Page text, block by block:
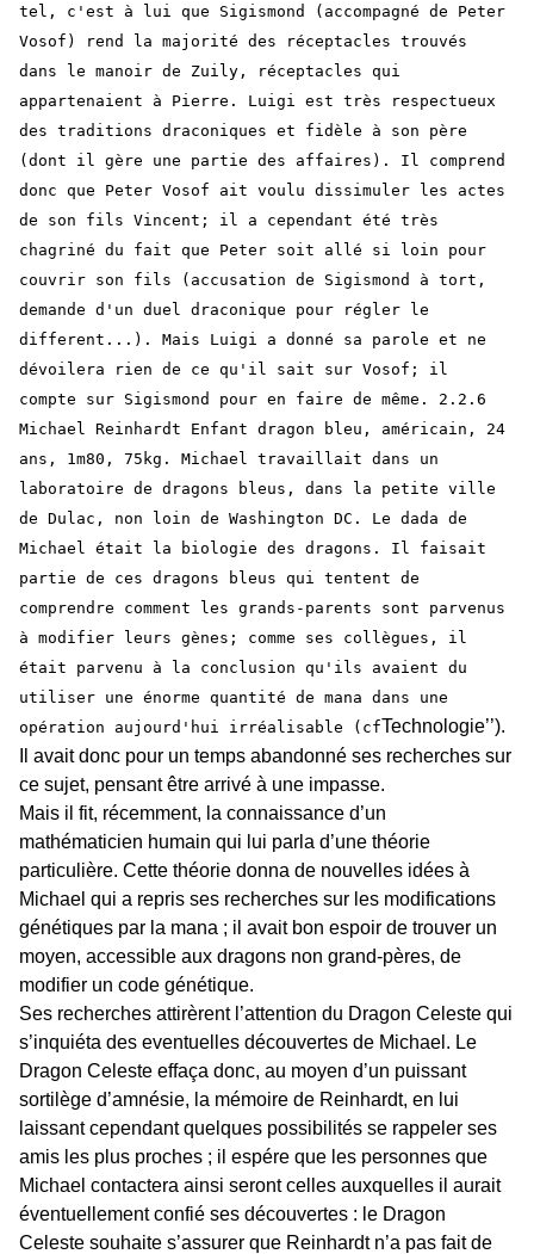
tel, c'est à lui que Sigismond (accompagné de Peter
Vosof) rend la majorité des réceptacles trouvés
dans le manoir de Zuily, réceptacles qui
appartenaient à Pierre. Luigi est très respectueux
des traditions draconiques et fidèle à son père
(dont il gère une partie des affaires). Il comprend
donc que Peter Vosof ait voulu dissimuler les actes
de son fils Vincent; il a cependant été très
chagriné du fait que Peter soit allé si loin pour
couvrir son fils (accusation de Sigismond à tort,
demande d'un duel draconique pour régler le
different...). Mais Luigi a donné sa parole et ne
dévoilera rien de ce qu'il sait sur Vosof; il
compte sur Sigismond pour en faire de même. 2.2.6
Michael Reinhardt Enfant dragon bleu, américain, 24
ans, 1m80, 75kg. Michael travaillait dans un
laboratoire de dragons bleus, dans la petite ville
de Dulac, non loin de Washington DC. Le dada de
Michael était la biologie des dragons. Il faisait
partie de ces dragons bleus qui tentent de
comprendre comment les grands-parents sont parvenus
à modifier leurs gènes; comme ses collègues, il
était parvenu à la conclusion qu'ils avaient du
utiliser une énorme quantité de mana dans une
opération aujourd'hui irréalisable (cfTechnologie’’).
Il avait donc pour un temps abandonné ses recherches sur
ce sujet, pensant être arrivé à une impasse.
Mais il fit, récemment, la connaissance d’un
mathématicien humain qui lui parla d’une théorie
particulière. Cette théorie donna de nouvelles idées à
Michael qui a repris ses recherches sur les modifications
génétiques par la mana ; il avait bon espoir de trouver un
moyen, accessible aux dragons non grand-pères, de
modifier un code génétique.
Ses recherches attirèrent l’attention du Dragon Celeste qui
s’inquiéta des eventuelles découvertes de Michael. Le
Dragon Celeste effaça donc, au moyen d’un puissant
sortilège d’amnésie, la mémoire de Reinhardt, en lui
laissant cependant quelques possibilités se rappeler ses
amis les plus proches ; il espére que les personnes que
Michael contactera ainsi seront celles auxquelles il aurait
éventuellement confié ses découvertes : le Dragon
Celeste souhaite s’assurer que Reinhardt n’a pas fait de